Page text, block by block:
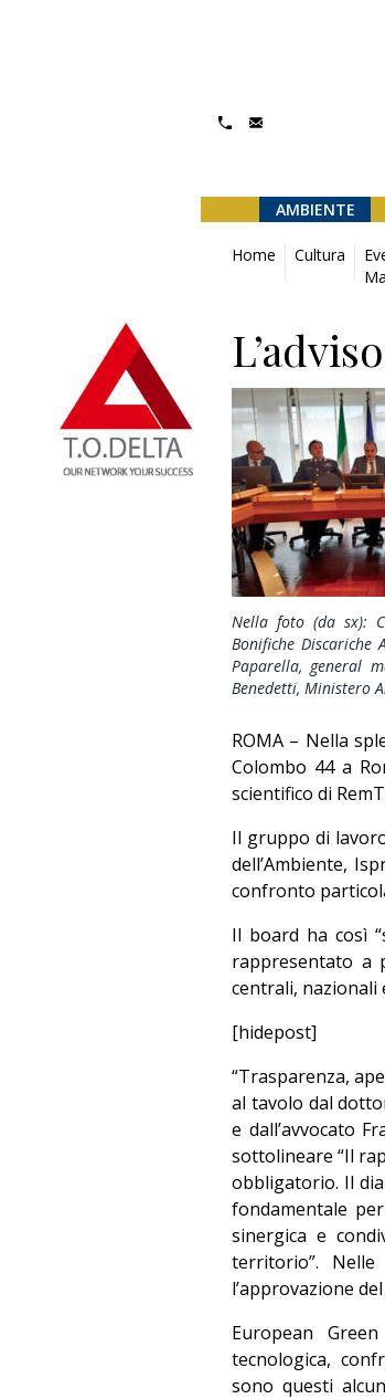
AMBIENTE
Home Cultura
Nella foto (da sx):
Bonifiche Discariche
Paparella, general
Benedetti, Ministero
ROMA – Nella
Colombo 44 a
scientifico di
Il gruppo di
dell’Ambiente,
confronto
Il board ha così
rappresentato a
centrali, nazionali
[hidepost]
“Trasparenza,
al tavolo dal
e dall’avvocato
sottolineare “Il
obbligatorio. Il
fondamentale
sinergica e
territorio”.
l’approvazione
European
tecnologica,
sono questi